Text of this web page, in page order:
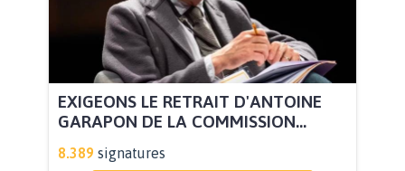
EXIGEONS LE RETRAIT D'ANTOINE
GARAPON DE LA COMMISSION...
8.389 signatures